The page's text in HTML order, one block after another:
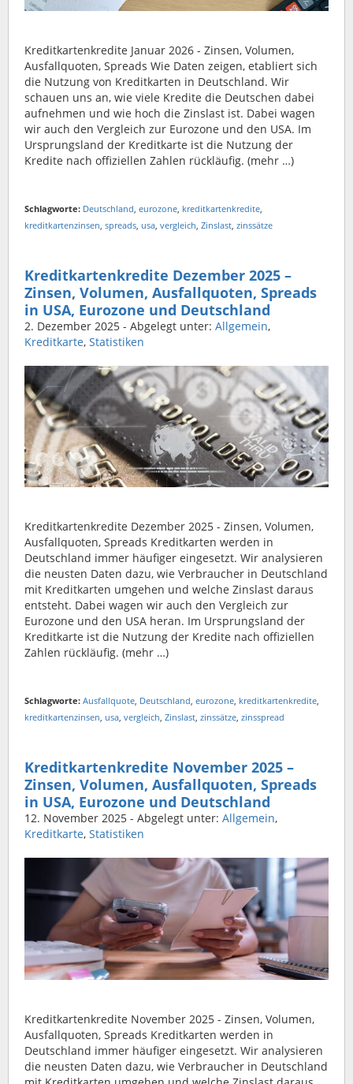
Kreditkartenkredite Januar 2026 - Zinsen, Volumen,
Ausfallquoten, Spreads Wie Daten zeigen, etabliert sich
die Nutzung von Kreditkarten in Deutschland. Wir
schauen uns an, wie viele Kredite die Deutschen dabei
aufnehmen und wie hoch die Zinslast ist. Dabei wagen
wir auch den Vergleich zur Eurozone und den USA. Im
Ursprungsland der Kreditkarte ist die Nutzung der
Kredite nach offiziellen Zahlen rückläufig. (mehr …)
Schlagworte: Deutschland eurozone kreditkartenkredite
kreditkartenzinsen spreads usa vergleich Zinslast zinssätze
Kreditkartenkredite Dezember 2025 –
Zinsen, Volumen, Ausfallquoten, Spreads
in USA, Eurozone und Deutschland
2. Dezember 2025 - Abgelegt unter: Allgemein,
Kreditkarte, Statistiken
Kreditkartenkredite Dezember 2025 - Zinsen, Volumen,
Ausfallquoten, Spreads Kreditkarten werden in
Deutschland immer häufiger eingesetzt. Wir analysieren
die neusten Daten dazu, wie Verbraucher in Deutschland
mit Kreditkarten umgehen und welche Zinslast daraus
entsteht. Dabei wagen wir auch den Vergleich zur
Eurozone und den USA heran. Im Ursprungsland der
Kreditkarte ist die Nutzung der Kredite nach offiziellen
Zahlen rückläufig. (mehr …)
Schlagworte: Ausfallquote, Deutschland, eurozone, kreditkartenkredite,
kreditkartenzinsen, usa, vergleich, Zinslast, zinssätze, zinsspread
Kreditkartenkredite November 2025 –
Zinsen, Volumen, Ausfallquoten, Spreads
in USA, Eurozone und Deutschland
12. November 2025 - Abgelegt unter: Allgemein,
Kreditkarte, Statistiken
Kreditkartenkredite November 2025 - Zinsen, Volumen,
Ausfallquoten, Spreads Kreditkarten werden in
Deutschland immer häufiger eingesetzt. Wir analysieren
die neusten Daten dazu, wie Verbraucher in Deutschland